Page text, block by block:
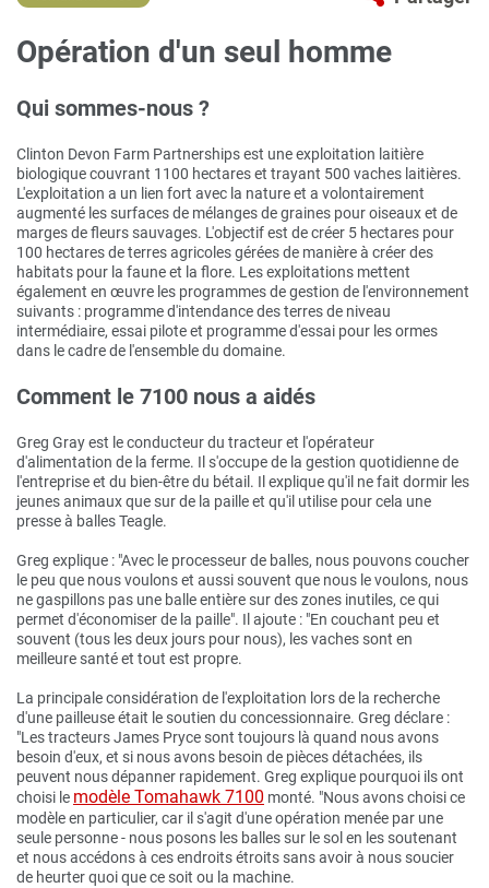
Opération d'un seul homme
Qui sommes-nous ?
Clinton Devon Farm Partnerships est une exploitation laitière
biologique couvrant 1100 hectares et trayant 500 vaches laitières.
L'exploitation a un lien fort avec la nature et a volontairement
augmenté les surfaces de mélanges de graines pour oiseaux et de
marges de fleurs sauvages. L'objectif est de créer 5 hectares pour
100 hectares de terres agricoles gérées de manière à créer des
habitats pour la faune et la flore. Les exploitations mettent
également en œuvre les programmes de gestion de l'environnement
suivants : programme d'intendance des terres de niveau
intermédiaire, essai pilote et programme d'essai pour les ormes
dans le cadre de l'ensemble du domaine.
Comment le 7100 nous a aidés
Greg Gray est le conducteur du tracteur et l'opérateur
d'alimentation de la ferme. Il s'occupe de la gestion quotidienne de
l'entreprise et du bien-être du bétail. Il explique qu'il ne fait dormir les
jeunes animaux que sur de la paille et qu'il utilise pour cela une
presse à balles Teagle.
Greg explique : "Avec le processeur de balles, nous pouvons coucher
le peu que nous voulons et aussi souvent que nous le voulons, nous
ne gaspillons pas une balle entière sur des zones inutiles, ce qui
permet d'économiser de la paille". Il ajoute : "En couchant peu et
souvent (tous les deux jours pour nous), les vaches sont en
meilleure santé et tout est propre.
La principale considération de l'exploitation lors de la recherche
d'une pailleuse était le soutien du concessionnaire. Greg déclare :
"Les tracteurs James Pryce sont toujours là quand nous avons
besoin d'eux, et si nous avons besoin de pièces détachées, ils
peuvent nous dépanner rapidement. Greg explique pourquoi ils ont
choisi le modèle Tomahawk 7100 monté. "Nous avons choisi ce
modèle en particulier, car il s'agit d'une opération menée par une
seule personne - nous posons les balles sur le sol en les soutenant
et nous accédons à ces endroits étroits sans avoir à nous soucier
de heurter quoi que ce soit ou la machine.